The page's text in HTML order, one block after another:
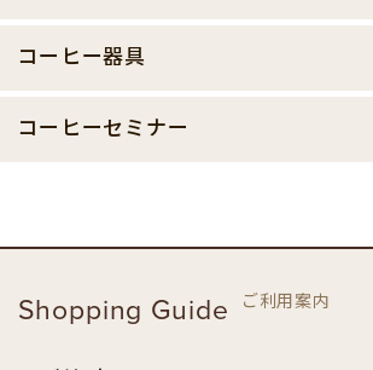
コーヒー器具
コーヒーセミナー
Shopping Guide ご利用案内